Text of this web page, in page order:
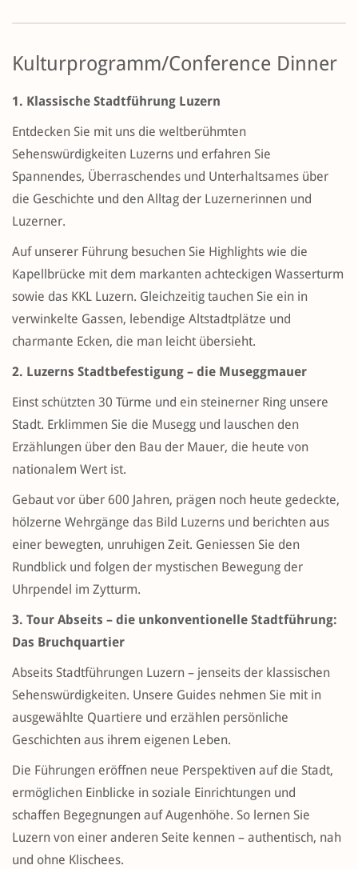
Kulturprogramm/Conference Dinner
1. Klassische Stadtführung Luzern
Entdecken Sie mit uns die weltberühmten
Sehenswürdigkeiten Luzerns und erfahren Sie
Spannendes, Überraschendes und Unterhaltsames über
die Geschichte und den Alltag der Luzernerinnen und
Luzerner.
Auf unserer Führung besuchen Sie Highlights wie die
Kapellbrücke mit dem markanten achteckigen Wasserturm
sowie das KKL Luzern. Gleichzeitig tauchen Sie ein in
verwinkelte Gassen, lebendige Altstadtplätze und
charmante Ecken, die man leicht übersieht.
2. Luzerns Stadtbefestigung – die Museggmauer
Einst schützten 30 Türme und ein steinerner Ring unsere
Stadt. Erklimmen Sie die Musegg und lauschen den
Erzählungen über den Bau der Mauer, die heute von
nationalem Wert ist.
Gebaut vor über 600 Jahren, prägen noch heute gedeckte,
hölzerne Wehrgänge das Bild Luzerns und berichten aus
einer bewegten, unruhigen Zeit. Geniessen Sie den
Rundblick und folgen der mystischen Bewegung der
Uhrpendel im Zytturm.
3. Tour Abseits – die unkonventionelle Stadtführung:
Das Bruchquartier
Abseits Stadtführungen Luzern – jenseits der klassischen
Sehenswürdigkeiten. Unsere Guides nehmen Sie mit in
ausgewählte Quartiere und erzählen persönliche
Geschichten aus ihrem eigenen Leben.
Die Führungen eröffnen neue Perspektiven auf die Stadt,
ermöglichen Einblicke in soziale Einrichtungen und
schaffen Begegnungen auf Augenhöhe. So lernen Sie
Luzern von einer anderen Seite kennen – authentisch, nah
und ohne Klischees.